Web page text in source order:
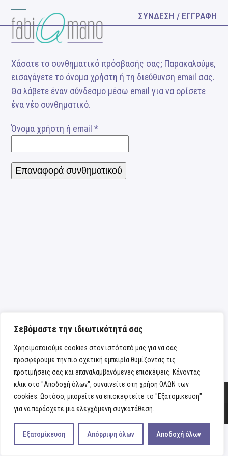
Σεβόμαστε την ιδιωτικότητά σας
Χρησιμοποιούμε cookies στον ιστότοπό μας για να σας
προσφέρουμε την πιο σχετική εμπειρία θυμίζοντας τις
προτιμήσεις σας και επαναλαμβανόμενες επισκέψεις. Κάνοντας
κλικ στο "Αποδοχή όλων", συναινείτε στη χρήση ΟΛΩΝ των
cookies. Ωστόσο, μπορείτε να επισκεφτείτε το "Εξατομικευση"
για να παράσχετε μια ελεγχόμενη συγκατάθεση.
Εξατομίκευση Απόρριψη όλων Αποδοχή όλων
ΣΥΝΔΕΣΗ / ΕΓΓΡΑΦΗ
Open
mobile
Close
mobile
Χάσατε το συνθηματικό πρόσβασής σας; Παρακαλούμε,
εισαγάγετε το όνομα χρήστη ή τη διεύθυνση email σας.
Θα λάβετε έναν σύνδεσμο μέσω email για να ορίσετε
ένα νέο συνθηματικό.
Όνομα χρήστη ή email*Απαιτείται
Επαναφορά συνθηματικού
Copyrightfabiamano2026 - All Rights Reserved |